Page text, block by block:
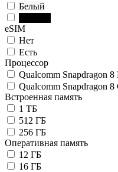
Белый
eSIM
Нет
Есть
Процессор
Qualcomm Snapdragon 8
Qualcomm Snapdragon 8
Встроенная память
1 ТБ
512 ГБ
256 ГБ
Оперативная память
12 ГБ
16 ГБ